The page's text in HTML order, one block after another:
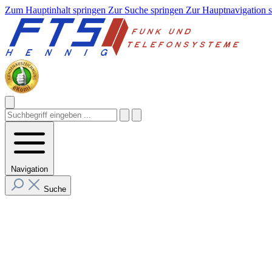
Zum Hauptinhalt springen Zur Suche springen Zur Hauptnavigation
Navigation
Suche